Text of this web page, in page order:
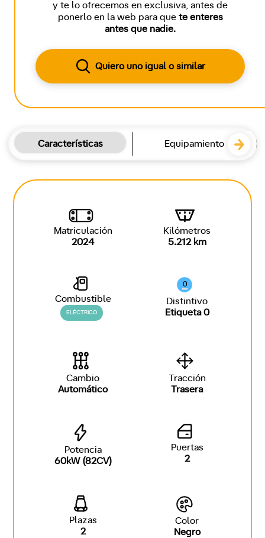
y te lo ofrecemos en exclusiva, antes de
ponerlo en la web para que te enteres
antes que nadie.
Quiero uno igual o similar
Características Equipamiento
Matriculación
2024
Kilómetros
5.212 km
Combustible
ELÉCTRICO
0
Distintivo
Etiqueta 0
Cambio
Automático
Tracción
Trasera
Potencia
60kW (82CV)
Puertas
2
Plazas
2
Color
Negro